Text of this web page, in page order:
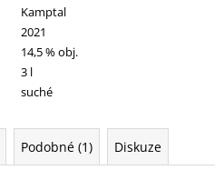
Kamptal
2021
14,5 % obj.
3 l
suché
Podobné (1) Diskuze